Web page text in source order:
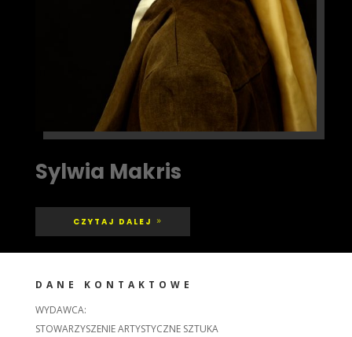
Sylwia Makris
CZYTAJ DALEJ
DANE KONTAKTOWE
WYDAWCA:
STOWARZYSZENIE ARTYSTYCZNE SZTUKA